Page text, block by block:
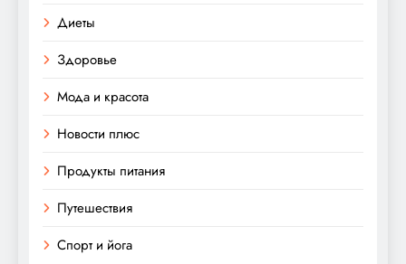
Диеты
Здоровье
Мода и красота
Новости плюс
Продукты питания
Путешествия
Спорт и йога